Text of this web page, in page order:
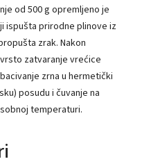
od 500 g opremljeno je
ispušta prirodne plinove iz
zrak. Nakon
zatvaranje vrećice
zrna u hermetički
posudu i čuvanje na
temperaturi.